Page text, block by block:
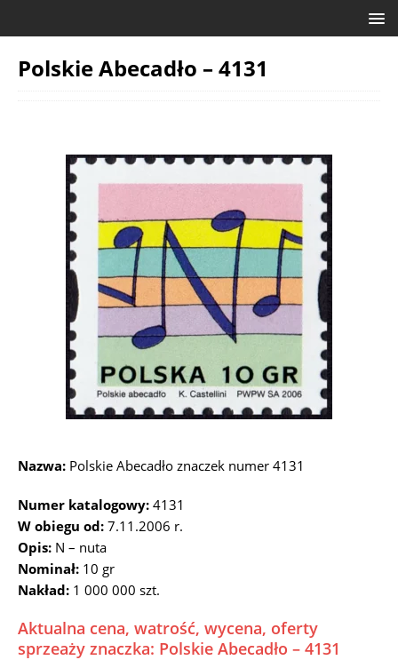
Polskie Abecadło – 4131
Nazwa: Polskie Abecadło znaczek numer 4131
Numer katalogowy: 4131
W obiegu od: 7.11.2006 r.
Opis: N – nuta
Nominał: 10 gr
Nakład: 1 000 000 szt.
Aktualna cena, watrość, wycena, oferty
sprzeaży znaczka: Polskie Abecadło – 4131